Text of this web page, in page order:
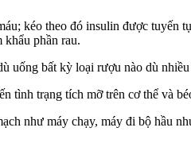
kéo theo đó insulin được tuyến
phần rau.
uống bất kỳ loại rượu nào dù
tình trạng tích mỡ trên cơ thể và
như máy chạy, máy đi bộ hầu